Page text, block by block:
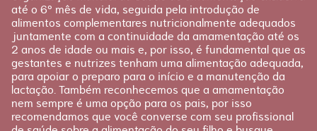
até o 6º mês de vida, seguida pela introdução de
alimentos complementares nutricionalmente adequados
juntamente com a continuidade da amamentação até os
2 anos de idade ou mais e, por isso, é fundamental que as
gestantes e nutrizes tenham uma alimentação adequada,
para apoiar o preparo para o início e a manutenção da
lactação. Também reconhecemos que a amamentação
nem sempre é uma opção para os pais, por isso
recomendamos que você converse com seu profissional